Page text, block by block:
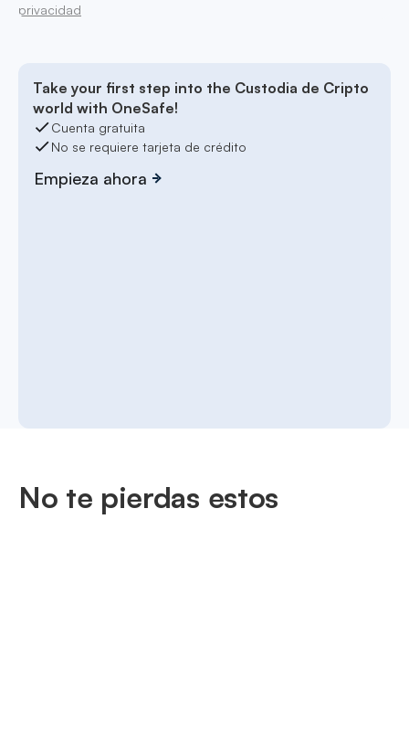
privacidad
Take your first step into the Custodia de Cripto
world with OneSafe!
Cuenta gratuita
No se requiere tarjeta de crédito
Empieza ahora
No te pierdas estos